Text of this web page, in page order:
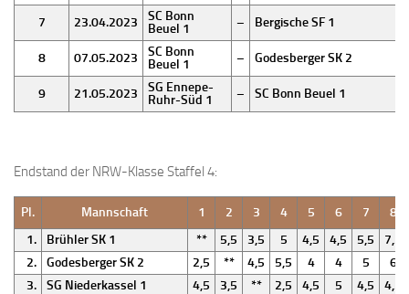
7 23.04.2023
SC Bonn
Beuel 1
– Bergische SF 1
8 07.05.2023
SC Bonn
Beuel 1
– Godesberger SK 2
9 21.05.2023
SG Ennepe-
Ruhr-Süd 1
– SC Bonn Beuel 1
Endstand der NRW-Klasse Staffel 4:
Pl. Mannschaft 1 2 3 4 5 6 7
8
1.
Brühler SK 1 ** 5,5 3,5 5 4,5 4,5 5,5
7,5
2.
Godesberger SK 2 2,5 ** 4,5 5,5 4 4 5
6
3.
SG Niederkassel 1 4,5 3,5 ** 2,5 4,5 5 4,5
4,5